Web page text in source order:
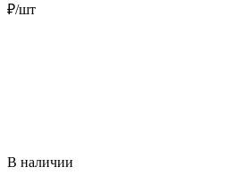
₽/шт
В наличии